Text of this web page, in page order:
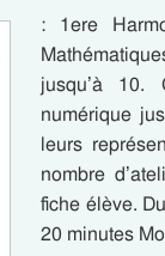
: 1ere
jusqu’à 10.
numérique
leurs
nombre
fiche élève.
20 minutes